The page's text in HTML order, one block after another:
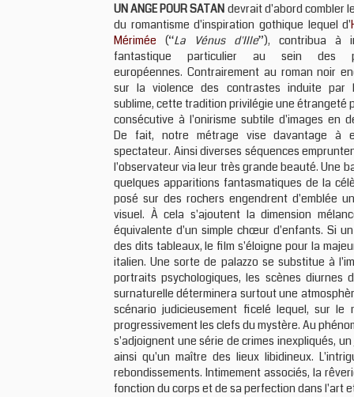
UN ANGE POUR SATAN devrait d'abord combler
du romantisme d'inspiration gothique lequel d'
Mérimée (“La Vénus d'Ille”), contribua à
fantastique particulier au sein des
européennes. Contrairement au roman noir
sur la violence des contrastes induite par
sublime, cette tradition privilégie une étrangeté
consécutive à l'onirisme subtile d'images en
De fait, notre métrage vise davantage à
spectateur. Ainsi diverses séquences
l'observateur via leur très grande beauté. Une
quelques apparitions fantasmatiques de la
posé sur des rochers engendrent d'emblée
visuel. À cela s'ajoutent la dimension
équivalente d'un simple chœur d'enfants. Si
des dits tableaux, le film s'éloigne pour la
italien. Une sorte de palazzo se substitue à
portraits psychologiques, les scènes diurnes
surnaturelle déterminera surtout une
scénario judicieusement ficelé lequel, sur
progressivement les clefs du mystère. Au
s'adjoignent une série de crimes inexpliqués,
ainsi qu'un maître des lieux libidineux.
rebondissements. Intimement associés, la
fonction du corps et de sa perfection dans l'art